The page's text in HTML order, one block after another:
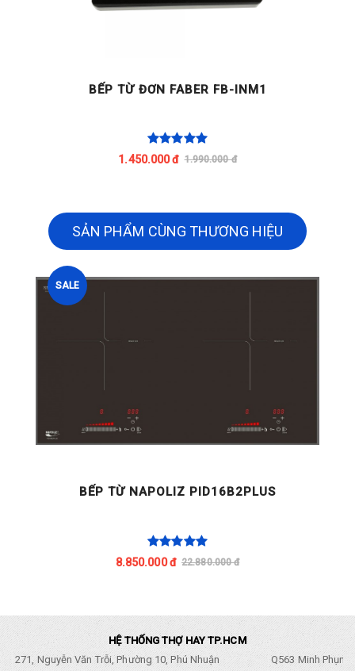
BẾP TỪ ĐƠN FABER FB-INM1
1.450.000 đ 1.990.000 đ
SẢN PHẨM CÙNG THƯƠNG HIỆU
SALE
BẾP TỪ NAPOLIZ PID16B2PLUS
8.850.000 đ 22.880.000 đ
HỆ THỐNG THỢ HAY TP.HCM
271, Nguyễn Văn Trỗi, Phường 10, Phú Nhuận
Q563 Minh